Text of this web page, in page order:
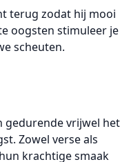
terug zodat hij mooi
oogsten stimuleer je
scheuten.
gedurende vrijwel het
Zowel verse als
krachtige smaak